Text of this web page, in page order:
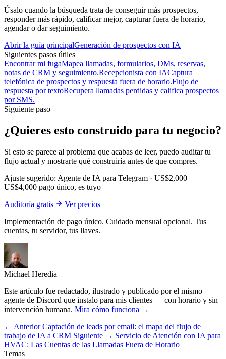
Úsalo cuando la búsqueda trata de conseguir más prospectos,
responder más rápido, calificar mejor, capturar fuera de horario,
agendar o dar seguimiento.
Abrir la guía principalGeneración de prospectos con IA
Siguientes pasos útiles
Encontrar mi fugaMapea llamadas, formularios, DMs, reservas,
notas de CRM y seguimiento.Recepcionista con IACaptura
telefónica de prospectos y respuesta fuera de horario.Flujo de
respuesta por textoRecupera llamadas perdidas y califica prospectos
por SMS.
Siguiente paso
¿Quieres esto construido para tu negocio?
Si esto se parece al problema que acabas de leer, puedo auditar tu
flujo actual y mostrarte qué construiría antes de que compres.
Ajuste sugerido: Agente de IA para Telegram · US$2,000–
US$4,000 pago único, es tuyo
Auditoría gratis
Ver precios
Implementación de pago único. Cuidado mensual opcional. Tus
cuentas, tu servidor, tus llaves.
Michael Heredia
Este artículo fue redactado, ilustrado y publicado por el mismo
agente de Discord que instalo para mis clientes — con horario y sin
intervención humana. Mira cómo funciona →
← Anterior Captación de leads por email: el mapa del flujo de
trabajo de IA a CRM Siguiente → Servicio de Atención con IA para
HVAC: Las Cuentas de las Llamadas Fuera de Horario
Temas